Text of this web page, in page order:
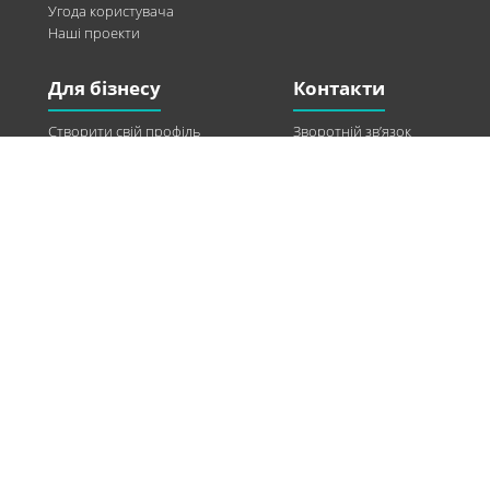
Угода користувача
Наші проекти
Для бізнесу
Створити свій профіль
Контакти
Зворотній зв’язок